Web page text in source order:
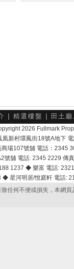
精選樓盤 田土
2026 Fullmark
凰新村環鳳街18號A地下
商場107號舖 電話：2345
號舖 電話: 2345 2229
1237 ◆ 樂富 電話:
◆ 星河明居/悅庭軒 電話
任何不便或損失，本網